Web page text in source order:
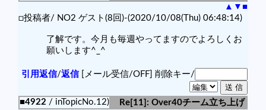
▲ ▼ ■
□投稿者/ NO2 ゲスト(8回)-(2020/10/08(Thu) 06:48:14)
了解です。今月も毎週やってますのでよろしくお
願いします^_^
引用返信/返信[メール受信/OFF] 削除キー/
■4922 / inTopicNo.12)
Re[11]: Over40チーム立ち上げ